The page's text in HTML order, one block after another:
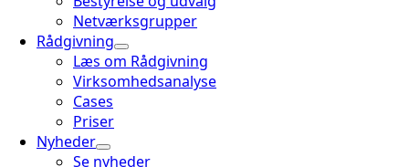
Netværksgrupper
Rådgivning
Læs om Rådgivning
Virksomhedsanalyse
Cases
Priser
Nyheder
Se nyheder